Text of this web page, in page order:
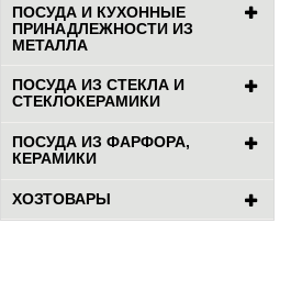
ПОСУДА И КУХОННЫЕ
ПРИНАДЛЕЖНОСТИ ИЗ
МЕТАЛЛА
ПОСУДА ИЗ СТЕКЛА И
СТЕКЛОКЕРАМИКИ
ПОСУДА ИЗ ФАРФОРА,
КЕРАМИКИ
ХОЗТОВАРЫ